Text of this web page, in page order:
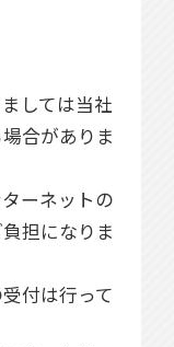
しては当社
合がありま
ーネットの
担になりま
付は行って